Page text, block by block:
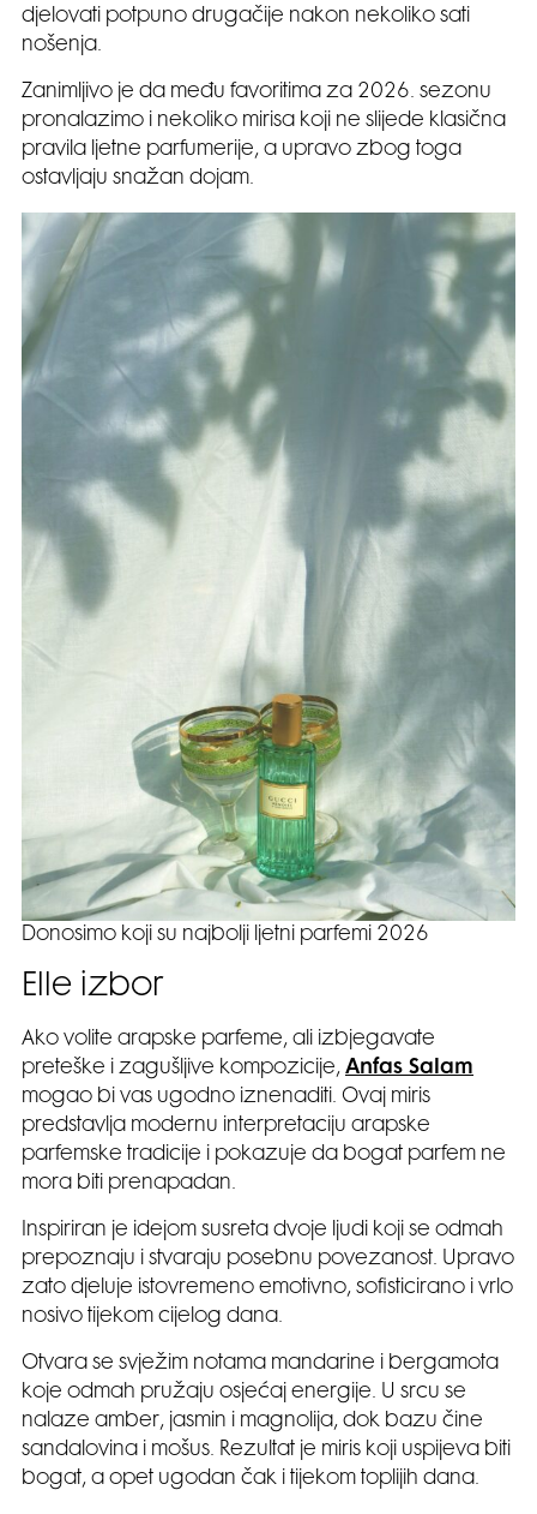
djelovati potpuno drugačije nakon nekoliko sati
nošenja.
Zanimljivo je da među favoritima za 2026. sezonu
pronalazimo i nekoliko mirisa koji ne slijede klasična
pravila ljetne parfumerije, a upravo zbog toga
ostavljaju snažan dojam.
Donosimo koji su najbolji ljetni parfemi 2026
Elle izbor
Ako volite arapske parfeme, ali izbjegavate
preteške i zagušljive kompozicije, Anfas Salam
mogao bi vas ugodno iznenaditi. Ovaj miris
predstavlja modernu interpretaciju arapske
parfemske tradicije i pokazuje da bogat parfem ne
mora biti prenapadan.
Inspiriran je idejom susreta dvoje ljudi koji se odmah
prepoznaju i stvaraju posebnu povezanost. Upravo
zato djeluje istovremeno emotivno, sofisticirano i vrlo
nosivo tijekom cijelog dana.
Otvara se svježim notama mandarine i bergamota
koje odmah pružaju osjećaj energije. U srcu se
nalaze amber, jasmin i magnolija, dok bazu čine
sandalovina i mošus. Rezultat je miris koji uspijeva biti
bogat, a opet ugodan čak i tijekom toplijih dana.